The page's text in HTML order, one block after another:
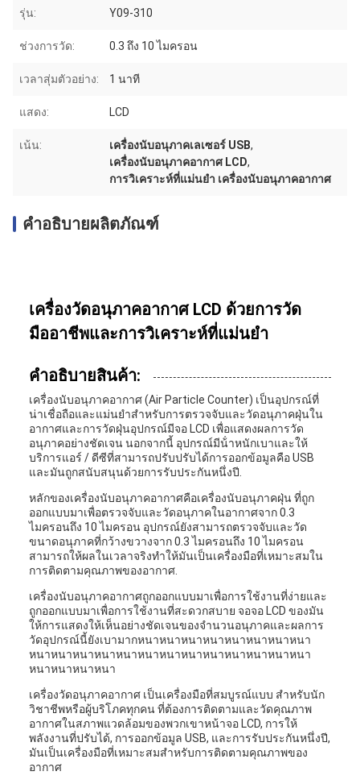
รุ่น: Y09-310
ช่วงการวัด: 0.3 ถึง 10 ไมครอน
เวลาสุ่มตัวอย่าง: 1 นาที
แสดง: LCD
เน้น: เครื่องนับอนุภาคเลเซอร์ USB,
เครื่องนับอนุภาคอากาศ LCD,
การวิเคราะห์ที่แม่นยํา เครื่องนับอนุภาคอากาศ
คำอธิบายผลิตภัณฑ์
เครื่องวัดอนุภาคอากาศ LCD ด้วยการวัด
มืออาชีพและการวิเคราะห์ที่แม่นยํา
คําอธิบายสินค้า:
เครื่องนับอนุภาคอากาศ (Air Particle Counter) เป็นอุปกรณ์ที่
น่าเชื่อถือและแม่นยําสําหรับการตรวจจับและวัดอนุภาคฝุ่นใน
อากาศและการวัดฝุ่นอุปกรณ์มีจอ LCD เพื่อแสดงผลการวัด
อนุภาคอย่างชัดเจน นอกจากนี้ อุปกรณ์มีน้ําหนักเบาและให้
บริการแอร์ / ดีซีที่สามารถปรับปรับได้การออกข้อมูลคือ USB
และมันถูกสนับสนุนด้วยการรับประกันหนึ่งปี.
หลักของเครื่องนับอนุภาคอากาศคือเครื่องนับอนุภาคฝุ่น ที่ถูก
ออกแบบมาเพื่อตรวจจับและวัดอนุภาคในอากาศจาก 0.3
ไมครอนถึง 10 ไมครอน อุปกรณ์ยังสามารถตรวจจับและวัด
ขนาดอนุภาคที่กว้างขวางจาก 0.3 ไมครอนถึง 10 ไมครอน
สามารถให้ผลในเวลาจริงทําให้มันเป็นเครื่องมือที่เหมาะสมใน
การติดตามคุณภาพของอากาศ.
เครื่องนับอนุภาคอากาศถูกออกแบบมาเพื่อการใช้งานที่ง่ายและ
ถูกออกแบบมาเพื่อการใช้งานที่สะดวกสบาย จอจอ LCD ของมัน
ให้การแสดงให้เห็นอย่างชัดเจนของจํานวนอนุภาคและผลการ
วัดอุปกรณ์นี้ยังเบามากหนาหนาหนาหนาหนาหนาหนาหนา
หนาหนาหนาหนาหนาหนาหนาหนาหนาหนาหนาหนาหนา
หนาหนาหนาหนา
เครื่องวัดอนุภาคอากาศ เป็นเครื่องมือที่สมบูรณ์แบบ สําหรับนัก
วิชาชีพหรือผู้บริโภคทุกคน ที่ต้องการติดตามและวัดคุณภาพ
อากาศในสภาพแวดล้อมของพวกเขาหน้าจอ LCD, การให้
พลังงานที่ปรับได้, การออกข้อมูล USB, และการรับประกันหนึ่งปี,
มันเป็นเครื่องมือที่เหมาะสมสําหรับการติดตามคุณภาพของ
อากาศ